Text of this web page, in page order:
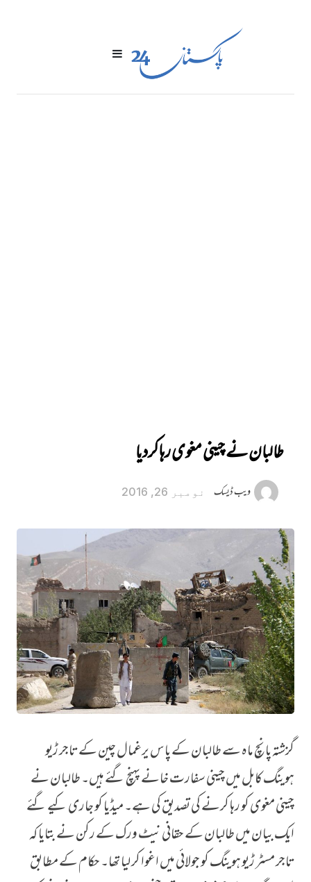
طالبان نے چینی مغوی رہا کردیا
ویب ڈیسک نومبر 26, 2016
طالبان نے چینی مغوی رہا کردیا
گزشتہ پانچ ماہ سے طالبان کے پاس یرغمال چین کے تاجر ڑیو
ہوینگ کابل میں چینی سفارت خانے پہنچ گئے ہیں۔ طالبان نے
چینی مغوی کو رہا کرنے کی تصدیق کی ہے۔ میڈیا کو جاری کیے گئے
ایک بیان میں طالبان کے حقانی نیٹ ورک کے رکن نے بتایا کہ
تاجر مسٹر ڑیو ہوینگ کو جولائی میں اغوا کر لیا تھا۔ حکام کے مطابق